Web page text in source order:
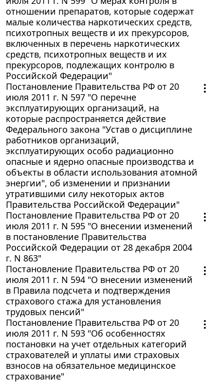
отношении препаратов, которые содержат
малые количества наркотических средств,
психотропных веществ и их прекурсоров,
включенных в перечень наркотических
средств, психотропных веществ и их
прекурсоров, подлежащих контролю в
Российской Федерации"
Постановление Правительства РФ от 20
июля 2011 г. N 597 "О перечне
эксплуатирующих организаций, на
которые распространяется действие
Федерального закона "Устав о дисциплине
работников организаций,
эксплуатирующих особо радиационно
опасные и ядерно опасные производства и
объекты в области использования атомной
энергии", об изменении и признании
утратившими силу некоторых актов
Правительства Российской Федерации"
Постановление Правительства РФ от 20
июля 2011 г. N 595 "О внесении изменений
в постановление Правительства
Российской Федерации от 28 декабря 2004
г. N 863"
Постановление Правительства РФ от 20
июля 2011 г. N 594 "О внесении изменений
в Правила подсчета и подтверждения
страхового стажа для установления
трудовых пенсий"
Постановление Правительства РФ от 20
июля 2011 г. N 593 "Об особенностях
постановки на учет отдельных категорий
страхователей и уплаты ими страховых
взносов на обязательное медицинское
страхование"